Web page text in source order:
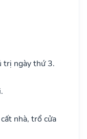
trị ngày thứ 3.
nhà, trổ cửa